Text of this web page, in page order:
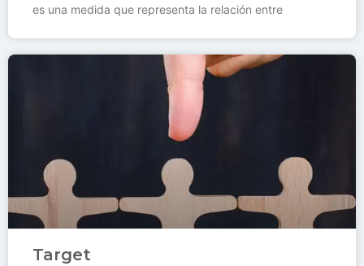
es una medida que representa la relación entre
Target